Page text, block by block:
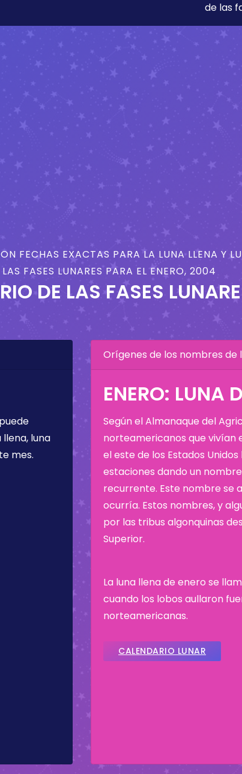
de las
FECHAS EXACTAS PARA LA LUNA LLENA Y
FASES LUNARES PARA EL ENERO, 2004
DE LAS FASES
luna
mes.
Orígenes de los nombres de
ENERO: LUNA
Según el Almanaque del
norteamericanos que vivían
el este de los Estados
estaciones dando un
recurrente. Este nombre se
ocurría. Estos nombres, y
por las tribus algonquinas
Superior.
La luna llena de enero se
cuando los lobos aullaron
norteamericanas.
CALENDARIO LUNAR